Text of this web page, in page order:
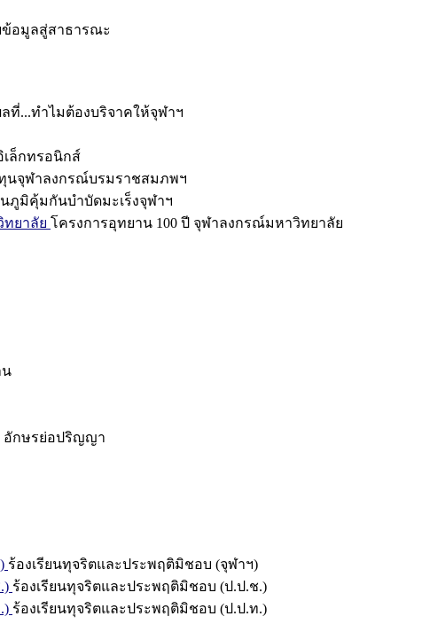
ข้อมูลสู่สาธารณะ
ลที่...ทำไมต้องบริจาคให้จุฬาฯ
เล็กทรอนิกส์
นจุฬาลงกรณ์บรมราชสมภพฯ
ภูมิคุ้มกันบำบัดมะเร็งจุฬาฯ
ทยาลัย โครงการอุทยาน 100 ปี จุฬาลงกรณ์มหาวิทยาลัย
น
กษรย่อปริญญา
ร้องเรียนทุจริตและประพฤติมิชอบ (จุฬาฯ)
ร้องเรียนทุจริตและประพฤติมิชอบ (ป.ป.ช.)
ร้องเรียนทุจริตและประพฤติมิชอบ (ป.ป.ท.)